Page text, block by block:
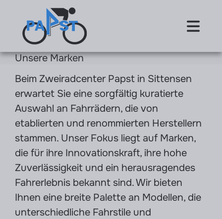
Unsere Marken
Beim Zweiradcenter Papst in Sittensen
erwartet Sie eine sorgfältig kuratierte
Auswahl an Fahrrädern, die von
etablierten und renommierten Herstellern
stammen. Unser Fokus liegt auf Marken,
die für ihre Innovationskraft, ihre hohe
Zuverlässigkeit und ein herausragendes
Fahrerlebnis bekannt sind. Wir bieten
Ihnen eine breite Palette an Modellen, die
unterschiedliche Fahrstile und